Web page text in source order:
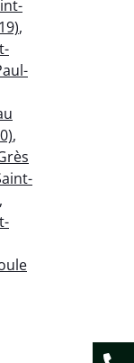
,
,
,